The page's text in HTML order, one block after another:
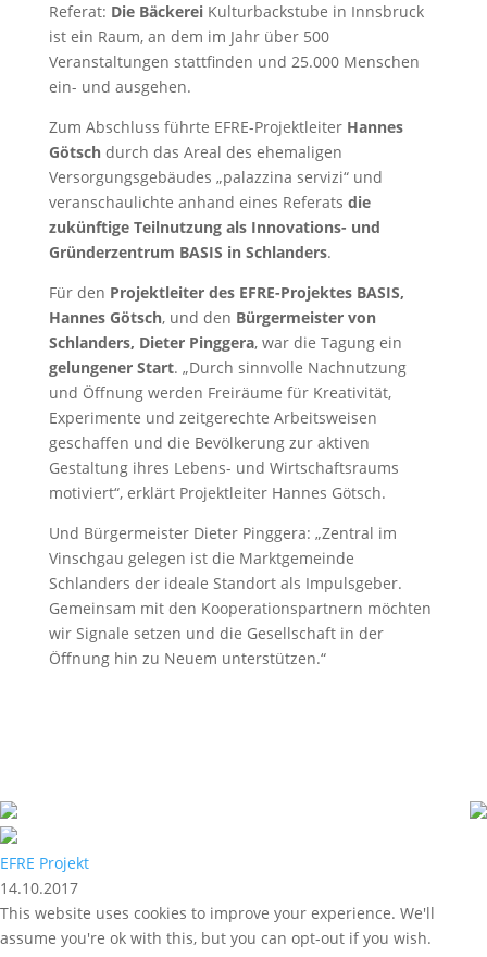
Referat: Die BäckereiKulturbackstube in Innsbruck
ist ein Raum, an dem im Jahr über 500
Veranstaltungen stattfinden und 25.000 Menschen
ein- und ausgehen.
Zum Abschluss führte EFRE-Projektleiter Hannes
Götschdurch das Areal des ehemaligen
Versorgungsgebäudes „palazzina servizi“ und
veranschaulichte anhand eines Referats die
zukünftige Teilnutzung als Innovations- und
Gründerzentrum BASIS in Schlanders.
Für den Projektleiter des EFRE-Projektes BASIS,
Hannes Götsch, und den Bürgermeister von
Schlanders, Dieter Pinggera, war die Tagung ein
gelungener Start. „Durch sinnvolle Nachnutzung
und Öffnung werden Freiräume für Kreativität,
Experimente und zeitgerechte Arbeitsweisen
geschaffen und die Bevölkerung zur aktiven
Gestaltung ihres Lebens- und Wirtschaftsraums
motiviert“, erklärt Projektleiter Hannes Götsch.
Und Bürgermeister Dieter Pinggera: „Zentral im
Vinschgau gelegen ist die Marktgemeinde
Schlanders der ideale Standort als Impulsgeber.
Gemeinsam mit den Kooperationspartnern möchten
wir Signale setzen und die Gesellschaft in der
Öffnung hin zu Neuem unterstützen.“
EFRE Projekt
14.10.2017
This website uses cookies to improve your experience. We'll
assume you're ok with this, but you can opt-out if you wish.